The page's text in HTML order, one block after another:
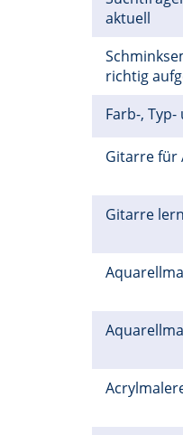
aktuell
richtig
Farb-,
Gitarre für
Gitarre